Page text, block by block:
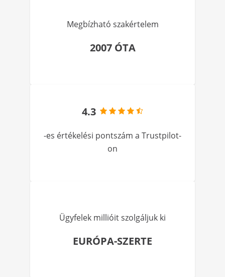
Megbízható szakértelem
2007 ÓTA
4.3
-es értékelési pontszám a Trustpilot-
on
Ügyfelek millióit szolgáljuk ki
EURÓPA-SZERTE